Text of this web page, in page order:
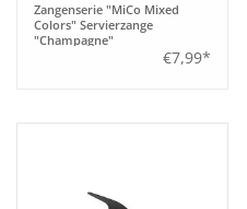
Zangenserie "MiCo Mixed
Colors" Servierzange
"Champagne"
€7,99*